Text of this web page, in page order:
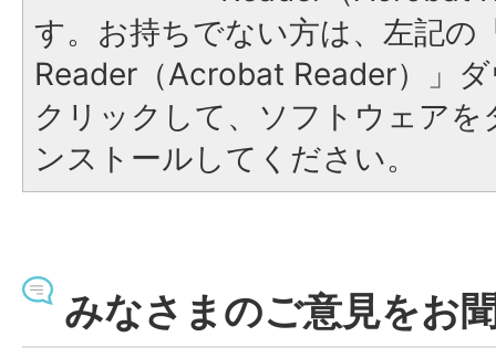
す。お持ちでない方は、左記の
Reader（Acrobat Reader）」
クリックして、ソフトウェア
ンストールしてください。
みなさまのご意見をお